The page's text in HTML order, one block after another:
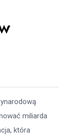
miliarda
która